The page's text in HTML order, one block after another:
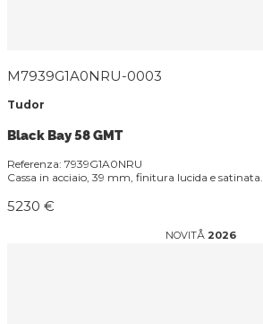
M7939G1A0NRU-0003
Tudor
Black Bay 58 GMT
Referenza: 7939G1A0NRU
Cassa in acciaio, 39 mm, finitura lucida e satinata.
5230 €
NOVITÅ 2026